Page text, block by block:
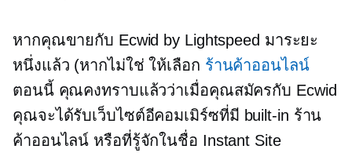
หากคุณขายกับ Ecwid by Lightspeed มาระยะ
หนึ่งแล้ว (หากไม่ใช่ ให้เลือก ร้านค้าออนไลน์
ตอนนี้ คุณคงทราบแล้วว่าเมื่อคุณสมัครกับ Ecwid
คุณจะได้รับเว็บไซต์อีคอมเมิร์ซที่มี built-in ร้าน
ค้าออนไลน์ หรือที่รู้จักในชื่อ Instant Site